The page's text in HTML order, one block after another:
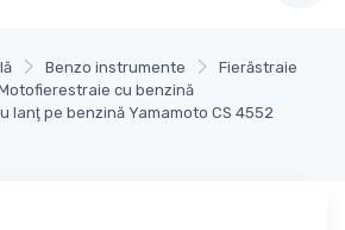
Benzo instrumente
Fierăstraie
cu benzină
lanţ pe benzină Yamamoto CS 4552